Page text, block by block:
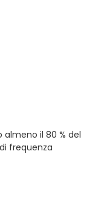
il 80 % del
frequenza